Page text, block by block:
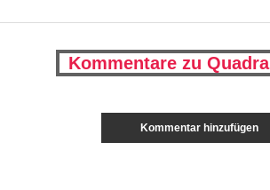
Kommentare zu
Kommentar hinzufügen